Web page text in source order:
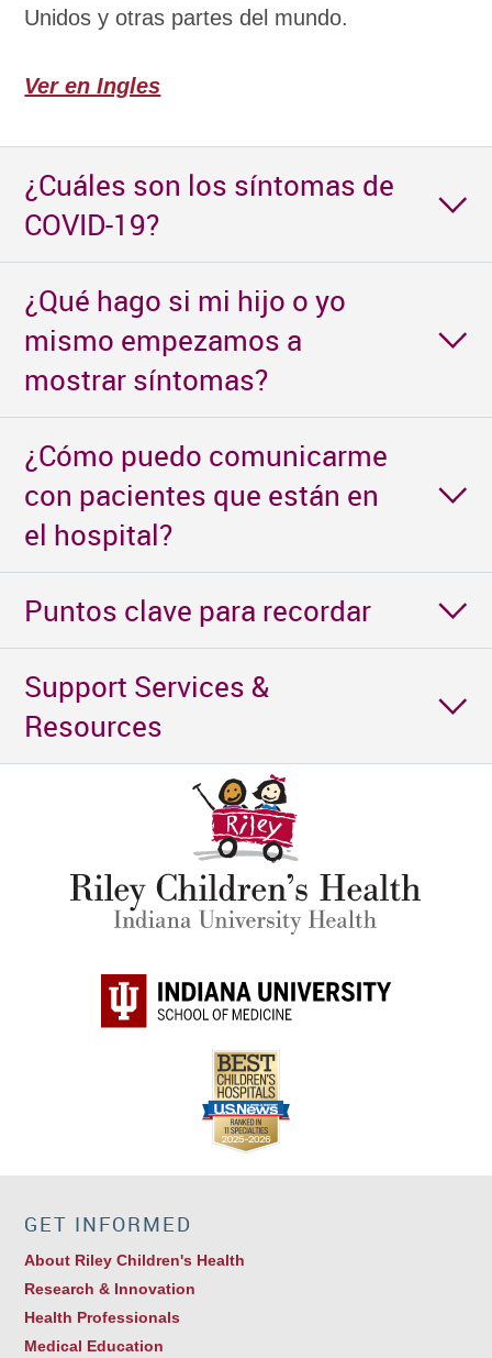
Unidos y otras partes del mundo.
Ver en Ingles
¿Cuáles son los síntomas de
COVID-19?
¿Qué hago si mi hijo o yo
mismo empezamos a
mostrar síntomas?
¿Cómo puedo comunicarme
con pacientes que están en
el hospital?
Puntos clave para recordar
Support Services &
Resources
GET INFORMED
About Riley Children's Health
Research & Innovation
Health Professionals
Medical Education